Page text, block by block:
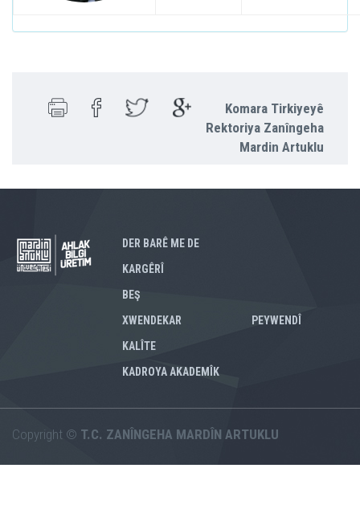
Komara Tirkiyeyê
Rektoriya Zanîngeha
Mardin Artuklu
DER BARÊ ME DE
KARGÊRÎ
BEŞ
XWENDEKAR
KALÎTE
KADROYA AKADEMÎK
PEYWENDÎ
Copyright © T.C. ZANÎNGEHA MARDÎN ARTUKLU